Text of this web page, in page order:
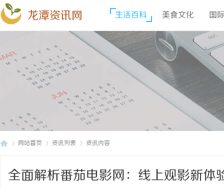
龙潭资讯网 生活百科 美食文化 国
网站首页 资讯列表 资讯内容
全面解析番茄电影网：线上观影新体